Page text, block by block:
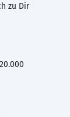
zu Dir